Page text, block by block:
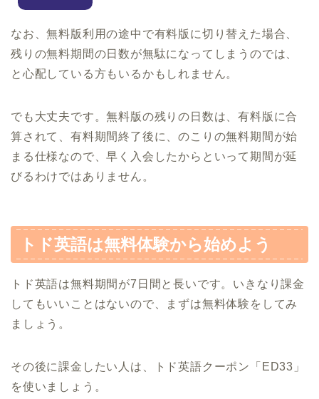
なお、無料版利用の途中で有料版に切り替えた場合、
残りの無料期間の日数が無駄になってしまうのでは、
と心配している方もいるかもしれません。
でも大丈夫です。無料版の残りの日数は、有料版に合
算されて、有料期間終了後に、のこりの無料期間が始
まる仕様なので、早く入会したからといって期間が延
びるわけではありません。
トド英語は無料体験から始めよう
トド英語は無料期間が7日間と長いです。いきなり課金
してもいいことはないので、まずは無料体験をしてみ
ましょう。
その後に課金したい人は、トド英語クーポン「ED33」
を使いましょう。